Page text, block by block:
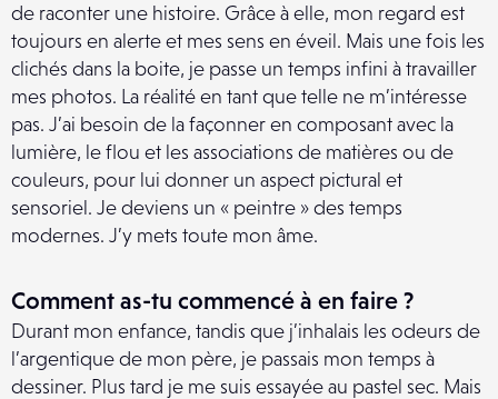
de raconter une histoire. Grâce à elle, mon regard est
toujours en alerte et mes sens en éveil. Mais une fois les
clichés dans la boite, je passe un temps infini à travailler
mes photos. La réalité en tant que telle ne m’intéresse
pas. J’ai besoin de la façonner en composant avec la
lumière, le flou et les associations de matières ou de
couleurs, pour lui donner un aspect pictural et
sensoriel. Je deviens un « peintre » des temps
modernes. J’y mets toute mon âme.
Comment as-tu commencé à en faire ?
Durant mon enfance, tandis que j’inhalais les odeurs de
l’argentique de mon père, je passais mon temps à
dessiner. Plus tard je me suis essayée au pastel sec. Mais